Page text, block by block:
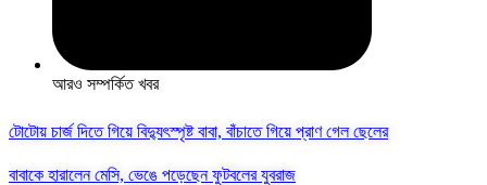
আরও সম্পর্কিত খবর
টোটোয় চার্জ দিতে গিয়ে বিদ্যুৎস্পৃষ্ট বাবা, বাঁচাতে গিয়ে প্রাণ গেল ছেলের
বাবাকে হারালেন মেসি, ভেঙে পড়েছেন ফুটবলের যুবরাজ